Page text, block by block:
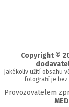
Copyright ©
Jakékoliv užití obsahu
fotografií je bez
Provozovatelem